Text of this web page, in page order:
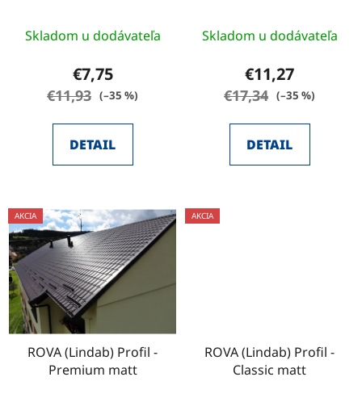
Skladom u dodávateľa
€7,75
€11,93 (–35 %)
DETAIL
Skladom u dodávateľa
€11,27
€17,34 (–35 %)
DETAIL
AKCIA
ROVA (Lindab) Profil -
Premium matt
AKCIA
ROVA (Lindab) Profil -
Classic matt